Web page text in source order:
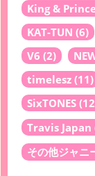
King & Prince
KAT-TUN (6)
V6 (2)
timelesz (11)
SixTONES
Travis Japan
その他ジャニ